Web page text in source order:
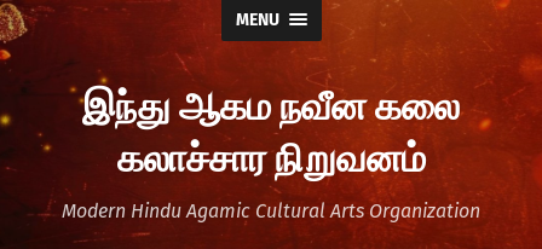
MENU
இந்து ஆகம நவீன கலை
கலாச்சார நிறுவனம்
Modern Hindu Agamic Cultural Arts Organization